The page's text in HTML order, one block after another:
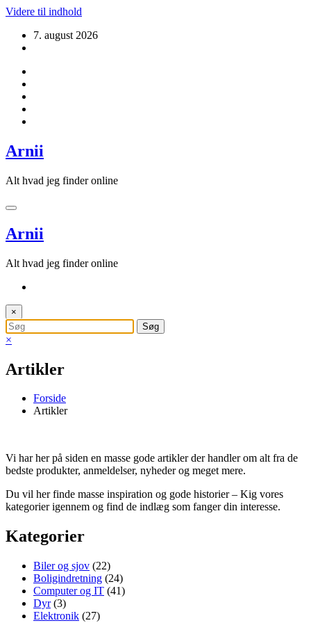
Videre til indhold
7. august 2026
Arnii
Alt hvad jeg finder online
Arnii
Alt hvad jeg finder online
×
×
Artikler
Forside
Artikler
Vi har her på siden en masse gode artikler der handler om alt fra de
bedste produkter, anmeldelser, nyheder og meget mere.
Du vil her finde masse inspiration og gode historier – Kig vores
kategorier igennem og find de indlæg som fanger din interesse.
Kategorier
Biler og sjov (22)
Boligindretning (24)
Computer og IT (41)
Dyr(3)
Elektronik (27)